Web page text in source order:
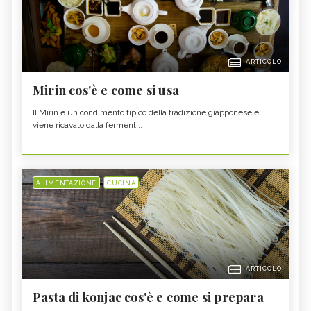
ARTICOLO
Mirin cos'è e come si usa
Il Mirin è un condimento tipico della tradizione giapponese e
viene ricavato dalla ferment...
ALIMENTAZIONE CUCINA
ARTICOLO
Pasta di konjac cos'è e come si prepara